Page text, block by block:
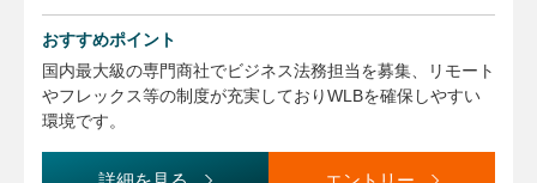
<備考>
業務の多くは契約書審査になり、売買基本契約やNDA等が
中心で、英文契約も含まれます。社内法務相談対応や稀に訴
訟対応等が発生します。会社全体として海外展開を積極的な
あります。
おすすめポイント
国内最大級の専門商社でビジネス法務担当を募集、リモート
やフレックス等の制度が充実しておりWLBを確保しやすい
環境です。